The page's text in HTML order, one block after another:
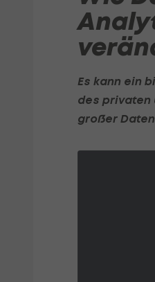
Es kann ein
des privaten
großer